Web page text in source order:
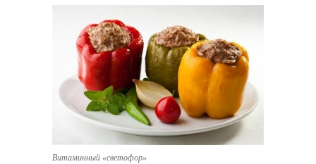
Витаминный «светофор»